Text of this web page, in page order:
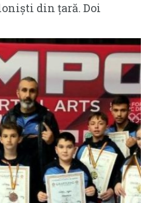
din țară. Doi